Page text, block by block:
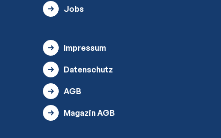
Jobs
Impressum
Datenschutz
AGB
Magazin AGB